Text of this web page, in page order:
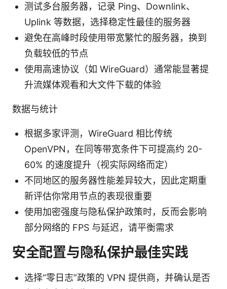
测试多台服务器，记录 Ping、Downlink、
Uplink 等数据，选择稳定性最佳的服务器
避免在高峰时段使用带宽繁忙的服务器，换到
负载较低的节点
使用高速协议（如 WireGuard）通常能显著提
升流媒体观看和大文件下载的体验
数据与统计
根据多家评测，WireGuard 相比传统
OpenVPN，在同等带宽条件下可提高约 20-
60% 的速度提升（视实际网络而定）
不同地区的服务器性能差异较大，因此定期重
新评估你常用节点的表现很重要
使用加密强度与隐私保护政策时，反而会影响
部分网络的 FPS 与延迟，请平衡需求
安全配置与隐私保护最佳实践
选择“零日志”政策的 VPN 提供商，并确认是否